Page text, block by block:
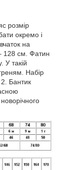
розмір
окремо і
на
128 см. Фатин
У такій
Набір
Бантик